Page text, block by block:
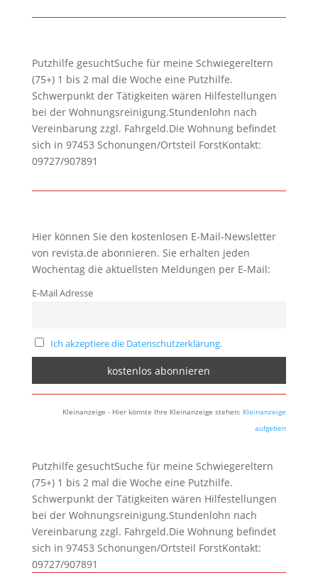
Putzhilfe gesuchtSuche für meine Schwiegereltern
(75+) 1 bis 2 mal die Woche eine Putzhilfe.
Schwerpunkt der Tätigkeiten wären Hilfestellungen
bei der Wohnungsreinigung.Stundenlohn nach
Vereinbarung zzgl. Fahrgeld.Die Wohnung befindet
sich in 97453 Schonungen/Ortsteil ForstKontakt:
09727/907891
Hier können Sie den kostenlosen E-Mail-Newsletter
von revista.de abonnieren. Sie erhalten jeden
Wochentag die aktuellsten Meldungen per E-Mail:
E-Mail Adresse
Ich akzeptiere die Datenschutzerklärung.
Kleinanzeige - Hier könnte Ihre Kleinanzeige stehen: Kleinanzeige
aufgeben
Putzhilfe gesuchtSuche für meine Schwiegereltern
(75+) 1 bis 2 mal die Woche eine Putzhilfe.
Schwerpunkt der Tätigkeiten wären Hilfestellungen
bei der Wohnungsreinigung.Stundenlohn nach
Vereinbarung zzgl. Fahrgeld.Die Wohnung befindet
sich in 97453 Schonungen/Ortsteil ForstKontakt:
09727/907891